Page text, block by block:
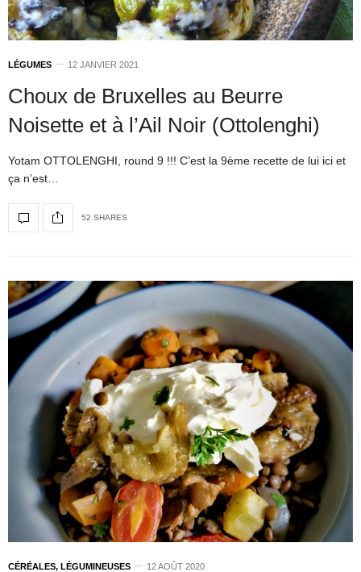
LÉGUMES 12 JANVIER 2021
Choux de Bruxelles au Beurre
Noisette et à l’Ail Noir (Ottolenghi)
Yotam OTTOLENGHI, round 9 !!! C’est la 9ème recette de lui ici et
ça n’est…
52 SHARES
CÉRÉALES, LÉGUMINEUSES 12 AOÛT 2020